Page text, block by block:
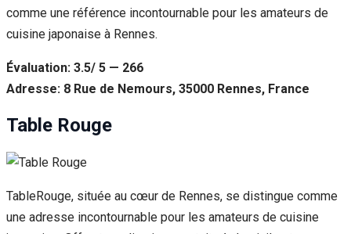
comme une référence incontournable pour les amateurs de
cuisine japonaise à Rennes.
Évaluation: 3.5/ 5 — 266
Adresse: 8 Rue de Nemours, 35000 Rennes, France
Table Rouge
TableRouge, située au cœur de Rennes, se distingue comme
une adresse incontournable pour les amateurs de cuisine